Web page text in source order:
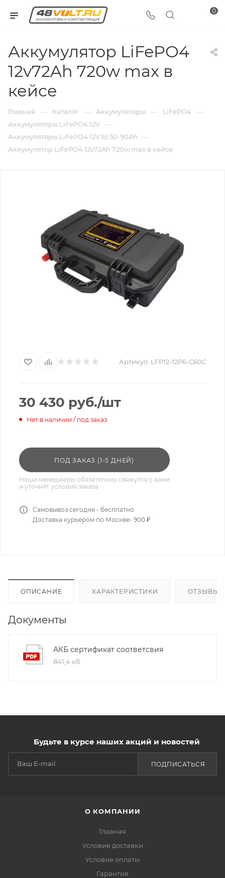
0
Аккумулятор LiFePO4
12v72Ah 720w max в
кейсе
Главная — Каталог — Аккумуляторы — LiFePO4 —
Аккумуляторы LiFePO4 12V —
Аккумуляторы LiFePO4 12V b) 50-90Ah —
Аккумулятор LiFePO4 12v72Ah 720w max в кейсе
Артикул: LFP12-12P6-C60C
30 430 руб./шт
Нет в наличии / под заказ
ПОД ЗАКАЗ (1-5 ДНЕЙ)
Наши менеджеры обязательно свяжутся с вами
и уточнят условия заказа
Самовывоз сегодня - бесплатно
Доставка курьером по Москве- 900 ₽
ОПИСАНИЕ ХАРАКТЕРИСТИКИ ОТЗЫВЫ
Документы
АКБ сертификат соответсвия
841,4 кб
Будьте в курсе наших акций и новостей
ПОДПИСАТЬСЯ
О КОМПАНИИ
Главная
Условие доставки
Условие оплаты
Гарантия